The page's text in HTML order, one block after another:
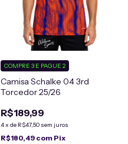
Camisa Schalke 04 3rd
Torcedor 25/26
R$189,99
4x de R$47,50 sem juros
COMPRE 3 E PAGUE 2
R$180,49 com Pix